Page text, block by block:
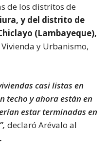
de los distritos de
y del distrito de
(Lambayeque),
y Urbanismo,
casi listas en
techo y ahora están en
estar terminadas en
declaró Arévalo al